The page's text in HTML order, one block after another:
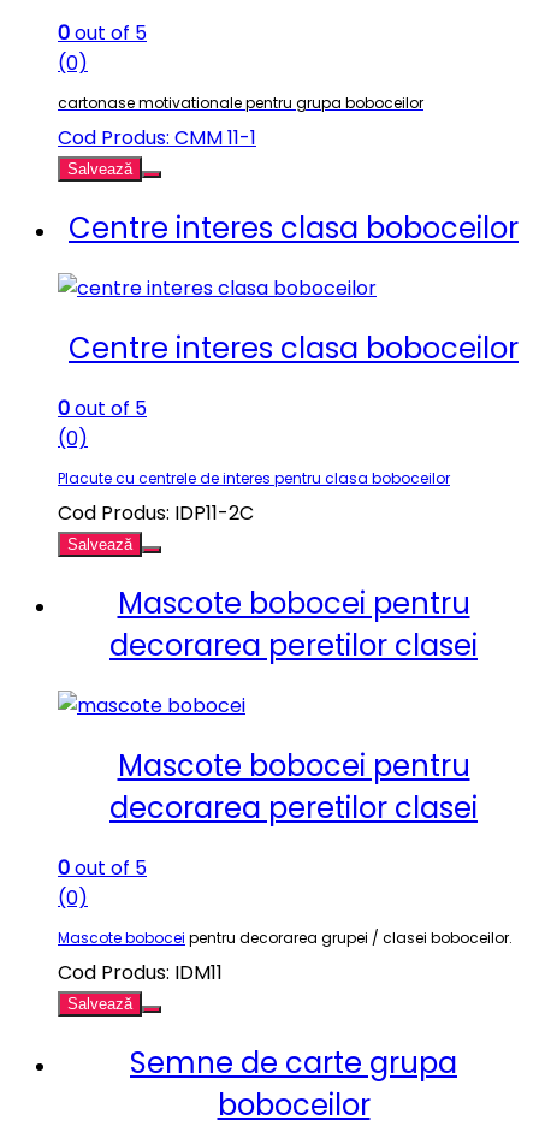
0out of 5
(0)
cartonase motivationale pentru grupa boboceilor
Cod Produs: CMM 11-1
Salvează
Centre interes clasa boboceilor
Centre interes clasa boboceilor
0out of 5
(0)
Placute cu centrele de interes pentru clasa boboceilor
Cod Produs: IDP11-2C
Salvează
Mascote bobocei pentru
decorarea peretilor clasei
Mascote bobocei pentru
decorarea peretilor clasei
0out of 5
(0)
Mascote bobocei pentru decorarea grupei / clasei boboceilor.
Cod Produs: IDM11
Salvează
Semne de carte grupa
boboceilor